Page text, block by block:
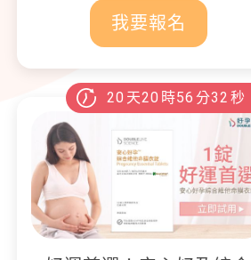
我要報名
20 天20 時56 分31 秒